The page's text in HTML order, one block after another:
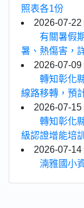
照表各1份
2026-07-22
有關暑假
暑、熱傷害，
2026-07-09
轉知彰化
線路移轉，預
2026-07-15
轉知彰化
級認證增能培
2026-07-14
湳雅國小